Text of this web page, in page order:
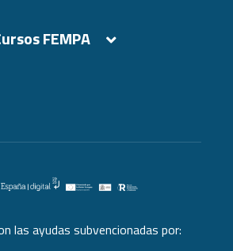
FEMPA
las ayudas subvencionadas por: